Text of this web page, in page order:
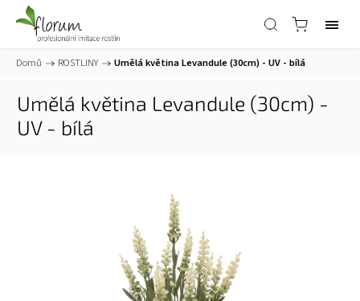
Domů / ROSTLINY / Umělá květina Levandule (30cm) - UV - bílá
Umělá květina Levandule (30cm) -
UV - bílá